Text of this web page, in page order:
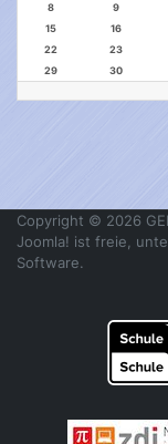
8
9
15
16
22
23
29
30
Copyright © 2026
Joomla! ist freie,
Software.